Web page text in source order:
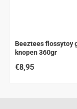
Beeztees flossytoy
knopen 360gr
€8,95